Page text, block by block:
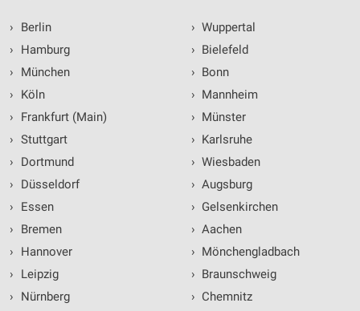
›
Berlin
›
Hamburg
›
München
›
Köln
›
Frankfurt (Main)
› Stuttgart
›
Dortmund
›
Düsseldorf
›
Essen
›
Bremen
›
Hannover
›
Leipzig
›
Nürnberg
› Wuppertal
› Bielefeld
› Bonn
› Mannheim
› Münster
› Karlsruhe
› Wiesbaden
› Augsburg
› Gelsenkirchen
› Aachen
› Mönchengladbach
› Braunschweig
› Chemnitz